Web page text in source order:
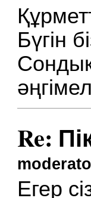
Бүгін
Re:
Егер